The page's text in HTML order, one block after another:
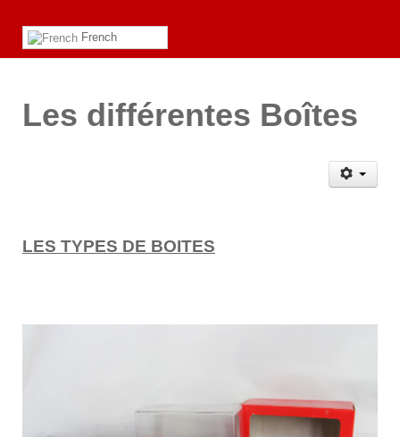
French
Les différentes Boîtes
LES TYPES DE BOITES